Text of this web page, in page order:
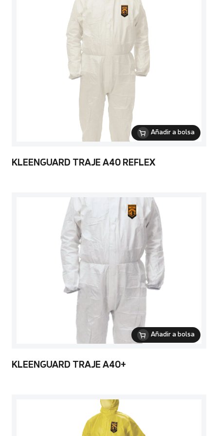
Añadir a bolsa
KLEENGUARD TRAJE A40 REFLEX
Añadir a bolsa
KLEENGUARD TRAJE A40+